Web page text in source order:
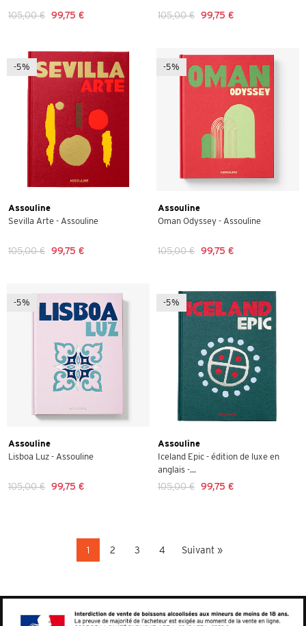
105,00 € 99,75 € 105,00 € 99,75 €
-5%
Assouline
Sevilla Arte - Assouline
105,00 € 99,75 €
-5%
Assouline
Oman Odyssey - Assouline
105,00 € 99,75 €
-5%
Assouline
Lisboa Luz - Assouline
105,00 € 99,75 €
-5%
Assouline
Iceland Epic - édition de luxe en
anglais -...
105,00 € 99,75 €
1 2 3 4 Suivant »